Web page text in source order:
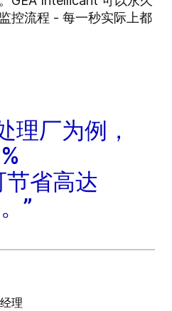
控流程 - 每一秒实际上都
理厂为例，
省高达
”
理